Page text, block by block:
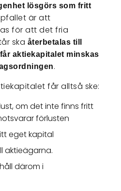
lösgörs som fritt
är att
för att det fria
ska återbetalas till
får aktiekapitalet minskas
.
får alltså ske:
om det inte finns fritt
förlusten
eget kapital
aktieägarna.
därom i